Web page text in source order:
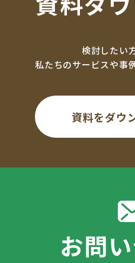
検討したい
私たちのサービスや事
資料をダウ
お問